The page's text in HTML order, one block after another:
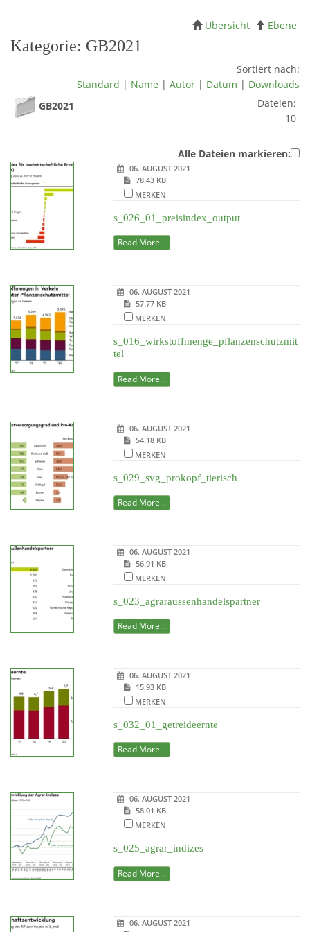
Übersicht Ebene
Kategorie: GB2021
Sortiert nach:
Standard | Name | Autor | Datum | Downloads
GB2021
Dateien:
10
Alle Dateien markieren:
06. AUGUST 2021
78.43 KB
MERKEN
s_026_01_preisindex_output
Read More...
06. AUGUST 2021
57.77 KB
MERKEN
s_016_wirkstoffmenge_pflanzenschutzmit
tel
Read More...
06. AUGUST 2021
54.18 KB
MERKEN
s_029_svg_prokopf_tierisch
Read More...
06. AUGUST 2021
56.91 KB
MERKEN
s_023_agraraussenhandelspartner
Read More...
06. AUGUST 2021
15.93 KB
MERKEN
s_032_01_getreideernte
Read More...
06. AUGUST 2021
58.01 KB
MERKEN
s_025_agrar_indizes
Read More...
06. AUGUST 2021